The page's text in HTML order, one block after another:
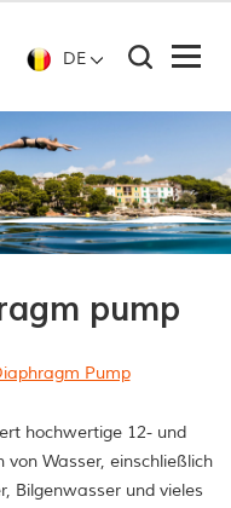
DE
pump
Pump
hochwertige 12- und
Wasser, einschließlich
Bilgenwasser und vieles